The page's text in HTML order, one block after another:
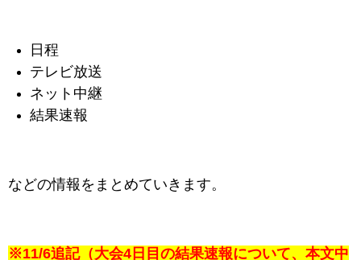
日程
テレビ放送
ネット中継
結果速報
などの情報をまとめていきます。
※11/6追記（大会4日目の結果速報について、本文中